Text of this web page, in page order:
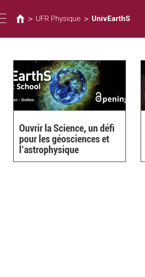
Toggle
navigation
êtes
ici
> UFR Physique > UnivEarthS
Ouvrir la Science, un défi
pour les géosciences et
l’astrophysique